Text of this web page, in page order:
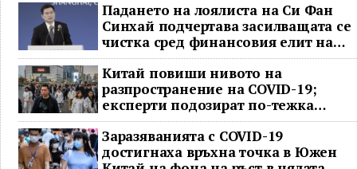
Падането на лоялиста на Си Фан
Синхай подчертава засилващата се
чистка сред финансовия елит на
Китай
Китай повиши нивото на
разпространение на COVID-19;
експерти подозират по-тежка
ситуация
Заразяванията с COVID-19
достигнаха връхна точка в Южен